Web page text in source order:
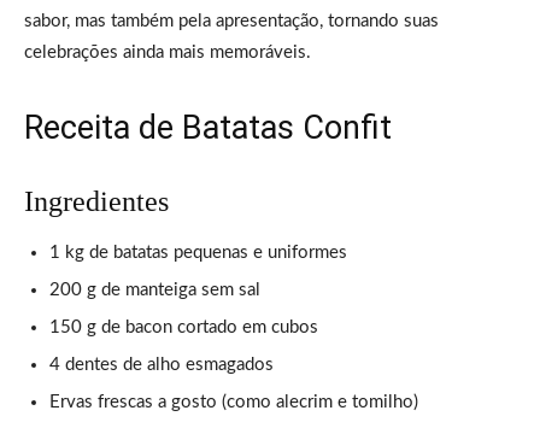
sabor, mas também pela apresentação, tornando suas
celebrações ainda mais memoráveis.
Receita de Batatas Confit
Ingredientes
1 kg de batatas pequenas e uniformes
200 g de manteiga sem sal
150 g de bacon cortado em cubos
4 dentes de alho esmagados
Ervas frescas a gosto (como alecrim e tomilho)